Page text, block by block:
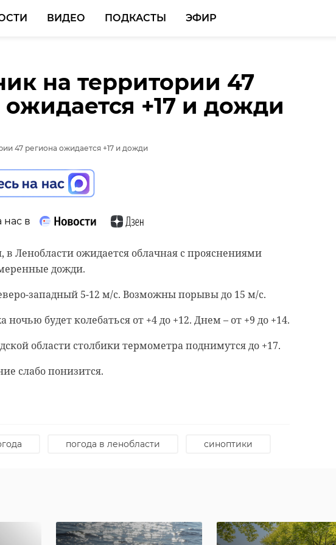
ВИДЕО ПОДКАСТЫ ЭФИР
на территории 47
+17 и дожди
нас в
в Ленобласти ожидается облачная с прояснениями
дожди.
западный 5-12 м/с. Возможны порывы до 15 м/с.
ночью будет колебаться от +4 до +12. Днем – от +9 до +14.
области столбики термометра поднимутся до +17.
слабо понизится.
погода в ленобласти синоптики
спас тонущую
реставрируют